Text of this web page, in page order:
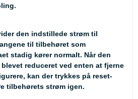
den indstillede strøm til
til tilbehøret som
stadig kører normalt. Når den
reduceret ved enten at fjerne
kan der trykkes på reset-
tilbehørets strøm igen.